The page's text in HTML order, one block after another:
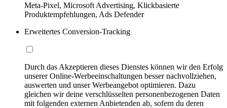
Meta-Pixel, Microsoft Advertising, Klickbasierte
Produktempfehlungen, Ads Defender
Erweitertes Conversion-Tracking
Durch das Akzeptieren dieses Dienstes können wir den Erfolg
unserer Online-Werbeeinschaltungen besser nachvollziehen,
auswerten und unser Werbeangebot optimieren. Dazu
gleichen wir deine verschlüsselten personenbezogenen Daten
mit folgenden externen Anbietenden ab, sofern du deren